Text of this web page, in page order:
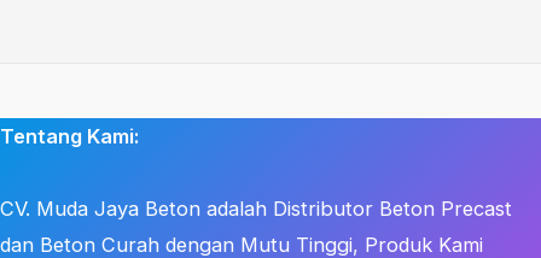
Tentang Kami:
CV. Muda Jaya Beton adalah Distributor Beton Precast
dan Beton Curah dengan Mutu Tinggi, Produk Kami